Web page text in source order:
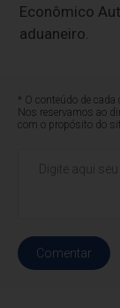
Econômico
aduaneiro.
* O conteúdo de cada
Nos reservamos ao
com o propósito do
Comentar